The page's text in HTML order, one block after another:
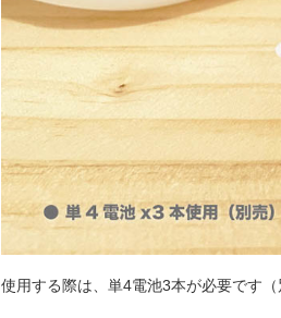
使用する際は、単4電池3本が必要です